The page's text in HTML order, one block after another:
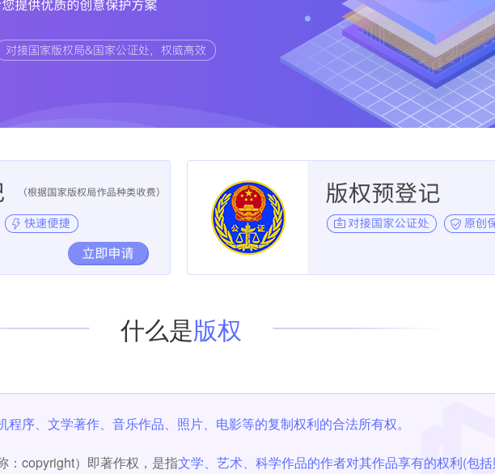
什么是版权
程序、文学著作、音乐作品、照片、电影等的复制权利的合法所有权。
：copyright）即著作权，是指文学、艺术、科学作品的作者对其作品享有的权利(包